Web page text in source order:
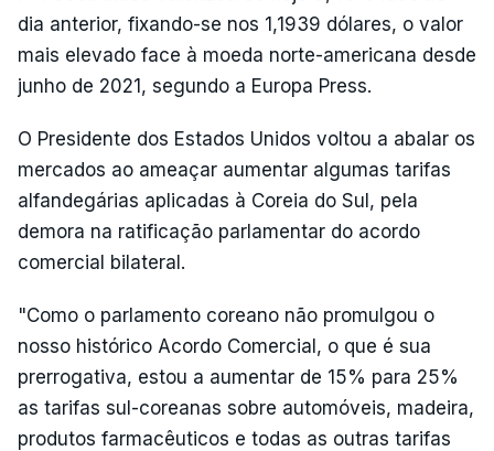
dia anterior, fixando-se nos 1,1939 dólares, o valor
mais elevado face à moeda norte-americana desde
junho de 2021, segundo a Europa Press.
O Presidente dos Estados Unidos voltou a abalar os
mercados ao ameaçar aumentar algumas tarifas
alfandegárias aplicadas à Coreia do Sul, pela
demora na ratificação parlamentar do acordo
comercial bilateral.
"Como o parlamento coreano não promulgou o
nosso histórico Acordo Comercial, o que é sua
prerrogativa, estou a aumentar de 15% para 25%
as tarifas sul-coreanas sobre automóveis, madeira,
produtos farmacêuticos e todas as outras tarifas